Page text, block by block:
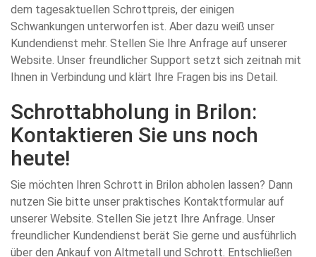
dem tagesaktuellen Schrottpreis, der einigen
Schwankungen unterworfen ist. Aber dazu weiß unser
Kundendienst mehr. Stellen Sie Ihre Anfrage auf unserer
Website. Unser freundlicher Support setzt sich zeitnah mit
Ihnen in Verbindung und klärt Ihre Fragen bis ins Detail.
Schrottabholung in Brilon:
Kontaktieren Sie uns noch
heute!
Sie möchten Ihren Schrott in Brilon abholen lassen? Dann
nutzen Sie bitte unser praktisches Kontaktformular auf
unserer Website. Stellen Sie jetzt Ihre Anfrage. Unser
freundlicher Kundendienst berät Sie gerne und ausführlich
über den Ankauf von Altmetall und Schrott. Entschließen